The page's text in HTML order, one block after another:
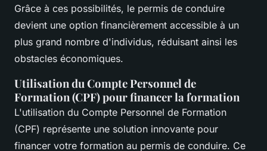
Grâce à ces possibilités, le permis de conduire
devient une option financièrement accessible à un
plus grand nombre d'individus, réduisant ainsi les
obstacles économiques.
Utilisation du Compte Personnel de
Formation (CPF) pour financer la formation
L'utilisation du Compte Personnel de Formation
(CPF) représente une solution innovante pour
financer votre formation au permis de conduire. Ce